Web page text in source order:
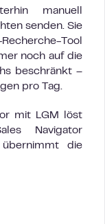
manuell
senden. Sie
Tool
noch auf die
beschränkt –
pro Tag.
mit LGM löst
Navigator
die